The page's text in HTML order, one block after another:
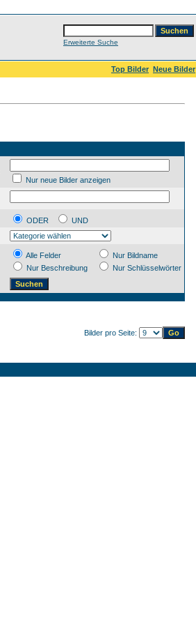
Erweiterte Suche
Top Bilder Neue Bilder
Nur neue Bilder anzeigen
ODER
UND
Alle Felder
Nur Bildname
Nur Beschreibung
Nur Schlüsselwörter
Bilder pro Seite: